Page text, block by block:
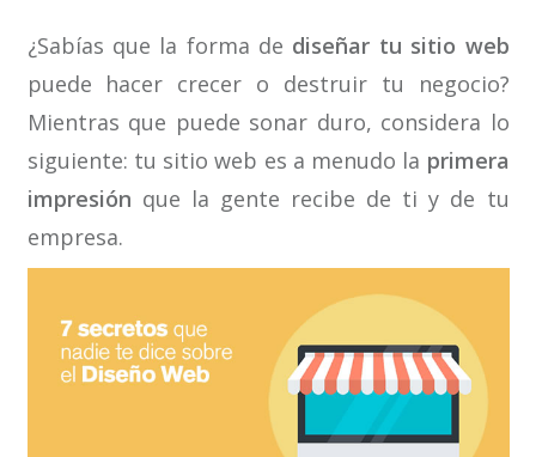
¿Sabías que la forma de diseñar tu sitio web
puede hacer crecer o destruir tu negocio?
Mientras que puede sonar duro, considera lo
siguiente: tu sitio web es a menudo la primera
impresión que la gente recibe de ti y de tu
empresa.